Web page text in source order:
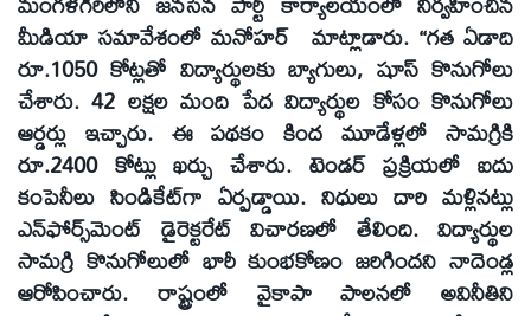
మీడియా సమావేశంలో మనోహర్‌ మాట్లాడారు. ‘‘గత ఏడాది
రూ.1050 కోట్లతో విద్యార్థులకు బ్యాగులు, షూస్‌ కొనుగోలు
చేశారు. 42 లక్షల మంది పేద విద్యార్థుల కోసం కొనుగోలు
ఆర్డర్లు ఇచ్చారు. ఈ పథకం కింద మూడేళ్లలో సామగ్రికి
రూ.2400 కోట్లు ఖర్చు చేశారు. టెండర్‌ ప్రక్రియలో ఐదు
కంపెనీలు సిండికేట్‌గా ఏర్పడ్డాయి. నిధులు దారి మళ్లినట్లు
ఎన్‌ఫోర్స్‌మెంట్‌ డైరెక్టరేట్‌ విచారణలో తేలింది. విద్యార్థుల
సామగ్రి కొనుగోలులో భారీ కుంభకోణం జరిగిందని నాదెండ్ల
ఆరోపించారు. రాష్ట్రంలో వైకాపా పాలనలో అవినీతిని